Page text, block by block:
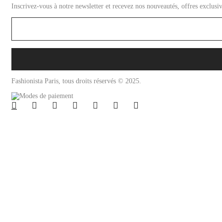
Inscrivez-vous à notre newsletter et recevez nos nouveautés, offres
Fashionista Paris, tous droits réservés © 2025.